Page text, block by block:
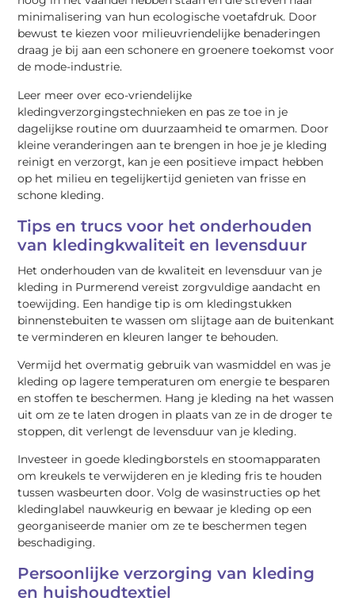
minimalisering van hun ecologische voetafdruk. Door
bewust te kiezen voor milieuvriendelijke benaderingen
draag je bij aan een schonere en groenere toekomst voor
de mode-industrie.
Leer meer over eco-vriendelijke
kledingverzorgingstechnieken en pas ze toe in je
dagelijkse routine om duurzaamheid te omarmen. Door
kleine veranderingen aan te brengen in hoe je je kleding
reinigt en verzorgt, kan je een positieve impact hebben
op het milieu en tegelijkertijd genieten van frisse en
schone kleding.
Tips en trucs voor het onderhouden
van kledingkwaliteit en levensduur
Het onderhouden van de kwaliteit en levensduur van je
kleding in Purmerend vereist zorgvuldige aandacht en
toewijding. Een handige tip is om kledingstukken
binnenstebuiten te wassen om slijtage aan de buitenkant
te verminderen en kleuren langer te behouden.
Vermijd het overmatig gebruik van wasmiddel en was je
kleding op lagere temperaturen om energie te besparen
en stoffen te beschermen. Hang je kleding na het wassen
uit om ze te laten drogen in plaats van ze in de droger te
stoppen, dit verlengt de levensduur van je kleding.
Investeer in goede kledingborstels en stoomapparaten
om kreukels te verwijderen en je kleding fris te houden
tussen wasbeurten door. Volg de wasinstructies op het
kledinglabel nauwkeurig en bewaar je kleding op een
georganiseerde manier om ze te beschermen tegen
beschadiging.
Persoonlijke verzorging van kleding
en huishoudtextiel